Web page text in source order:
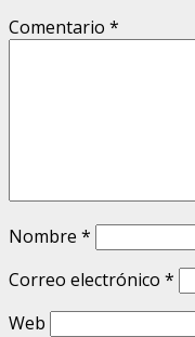
Comentario *
Nombre *
Correo electrónico *
Web